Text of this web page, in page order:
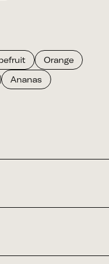
Orange
Ananas